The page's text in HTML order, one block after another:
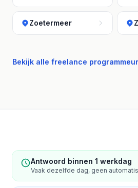
Zoetermeer
Bekijk alle freelance
Antwoord binnen 1 werkdag
Vaak dezelfde dag, geen